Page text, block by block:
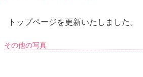
トップページを更新いたしました。
その他の写真